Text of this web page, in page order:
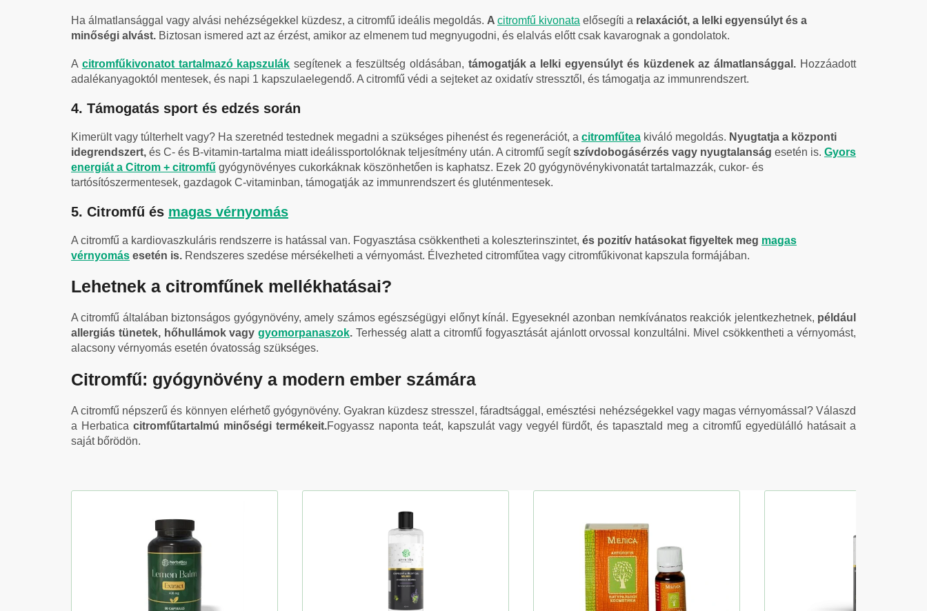
Ha álmatlansággal vagy alvási nehézségekkel küzdesz, a citromfű ideális megoldás. A citromfű kivonata elősegíti a relaxációt, a lelki egyensúlyt és a
minőségi alvást. Biztosan ismered azt az érzést, amikor az elmenem tud megnyugodni, és elalvás előtt csak kavarognak a gondolatok.
A citromfűkivonatot tartalmazó kapszulák segítenek a feszültség oldásában, támogatják a lelki egyensúlyt és küzdenek az álmatlansággal. Hozzáadott
adalékanyagoktól mentesek, és napi 1 kapszulaelegendő. A citromfű védi a sejteket az oxidatív stressztől, és támogatja az immunrendszert.
4. Támogatás sport és edzés során
Kimerült vagy túlterhelt vagy? Ha szeretnéd testednek megadni a szükséges pihenést és regenerációt, a citromfűtea kiváló megoldás. Nyugtatja a központi
idegrendszert, és C- és B-vitamin-tartalma miatt ideálissportolóknak teljesítmény után. A citromfű segítszívdobogásérzés vagy nyugtalanság esetén is. Gyors
energiát a Citrom + citromfű gyógynövényes cukorkáknak köszönhetően is kaphatsz. Ezek 20 gyógynövénykivonatát tartalmazzák, cukor- és
tartósítószermentesek, gazdagok C-vitaminban, támogatják az immunrendszert és gluténmentesek.
5. Citromfű és magas vérnyomás
A citromfű a kardiovaszkuláris rendszerre is hatással van. Fogyasztása csökkentheti a koleszterinszintet, és pozitív hatásokat figyeltek meg magas
vérnyomás esetén is. Rendszeres szedése mérsékelheti a vérnyomást. Élvezheted citromfűtea vagy citromfűkivonat kapszula formájában.
Lehetnek a citromfűnek mellékhatásai?
A citromfű általában biztonságos gyógynövény, amely számos egészségügyi előnyt kínál. Egyeseknél azonban nemkívánatos reakciók jelentkezhetnek, például
allergiás tünetek, hőhullámok vagy gyomorpanaszok. Terhesség alatt a citromfű fogyasztását ajánlott orvossal konzultálni. Mivel csökkentheti a vérnyomást,
alacsony vérnyomás esetén óvatosság szükséges.
Citromfű: gyógynövény a modern ember számára
A citromfű népszerű és könnyen elérhető gyógynövény. Gyakran küzdesz stresszel, fáradtsággal, emésztési nehézségekkel vagy magas vérnyomással? Válaszd
a Herbatica citromfűtartalmú minőségi termékeit.Fogyassz naponta teát, kapszulát vagy vegyél fürdőt, és tapasztald meg a citromfű egyedülálló hatásait a
saját bőrödön.